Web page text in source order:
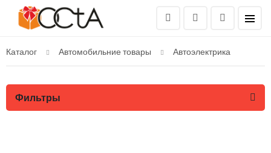
Каталог Автомобильние товары Автоэлектрика
Фильтры